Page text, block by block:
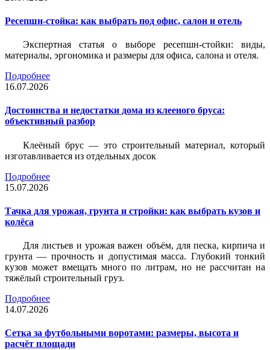
Ресепшн-стойка: как выбрать под офис, салон и отель
Экспертная статья о выборе ресепшн-стойки: виды,
материалы, эргономика и размеры для офиса, салона и отеля.
Подробнее
16.07.2026
Достоинства и недостатки дома из клееного бруса:
объективный разбор
Клеёный брус — это строительный материал, который
изготавливается из отдельных досок
Подробнее
15.07.2026
Тачка для урожая, грунта и стройки: как выбрать кузов и
колёса
Для листьев и урожая важен объём, для песка, кирпича и
грунта — прочность и допустимая масса. Глубокий тонкий
кузов может вмещать много по литрам, но не рассчитан на
тяжёлый строительный груз.
Подробнее
14.07.2026
Сетка за футбольными воротами: размеры, высота и
расчёт площади